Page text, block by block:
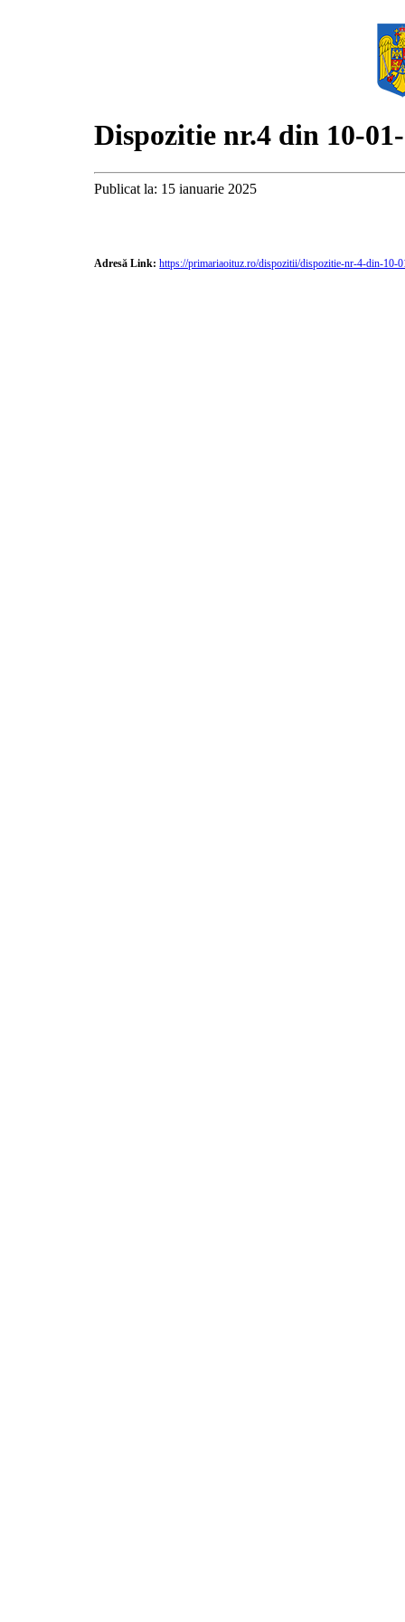
Dispozitie nr.4 din 10-
Publicat la: 15 ianuarie 2025
Adresă Link: https://primariaoituz.ro/dispozitii/dispozitie-nr-4-din-10-